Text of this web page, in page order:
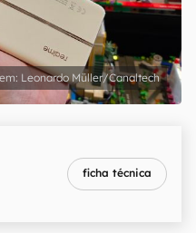
Leonardo Müller/Canaltech
ficha técnica